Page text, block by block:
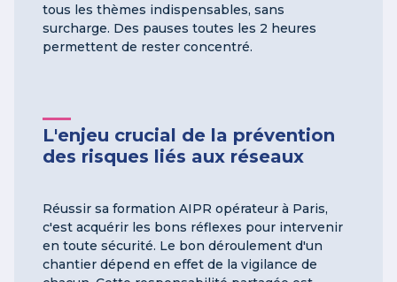
tous les thèmes indispensables, sans
surcharge. Des pauses toutes les 2 heures
permettent de rester concentré.
L'enjeu crucial de la prévention
des risques liés aux réseaux
Réussir sa formation AIPR opérateur à Paris,
c'est acquérir les bons réflexes pour intervenir
en toute sécurité. Le bon déroulement d'un
chantier dépend en effet de la vigilance de